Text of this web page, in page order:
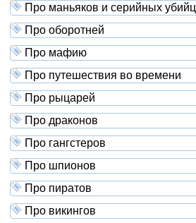
Про маньяков и серийных убийц
Про оборотней
Про мафию
Про путешествия во времени
Про рыцарей
Про драконов
Про гангстеров
Про шпионов
Про пиратов
Про викингов